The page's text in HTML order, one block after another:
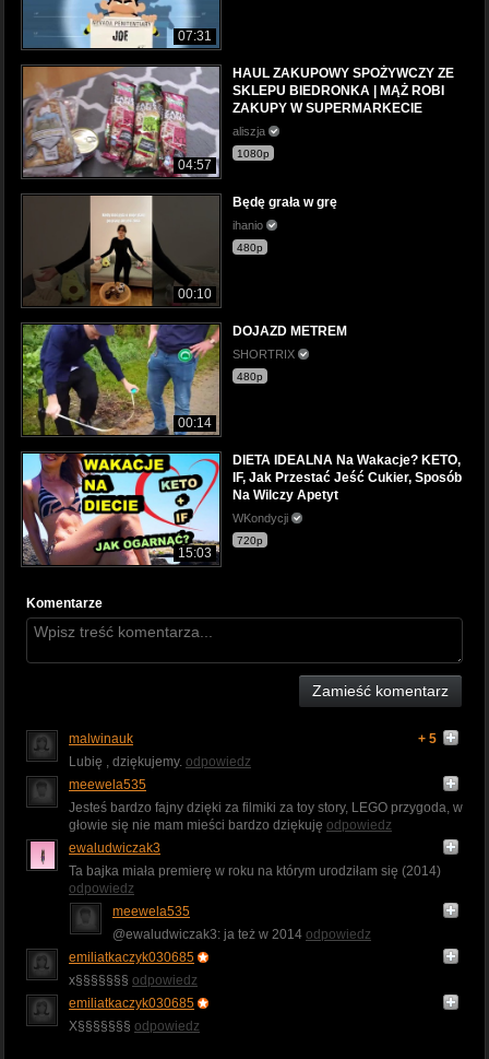
07:31
04:57
HAUL ZAKUPOWY SPOŻYWCZY ZE
SKLEPU BIEDRONKA | MĄŻ ROBI
ZAKUPY W SUPERMARKECIE
aliszja
1080p
00:10
Będę grała w grę
ihanio
480p
00:14
DOJAZD METREM
SHORTRIX
480p
15:03
DIETA IDEALNA Na Wakacje? KETO,
IF, Jak Przestać Jeść Cukier, Sposób
Na Wilczy Apetyt
WKondycji
720p
Komentarze
Zamieść komentarz
malwinauk
+ 5
Lubię , dziękujemy. odpowiedz
meewela535
Jesteś bardzo fajny dzięki za filmiki za toy story, LEGO przygoda, w
głowie się nie mam mieści bardzo dziękuję odpowiedz
ewaludwiczak3
Ta bajka miała premierę w roku na którym urodziłam się (2014)
odpowiedz
meewela535
@ewaludwiczak3: ja też w 2014 odpowiedz
emiliatkaczyk030685
x§§§§§§§ odpowiedz
emiliatkaczyk030685
X§§§§§§§ odpowiedz